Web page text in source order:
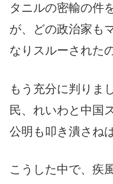
タニルの密輸の件
が、どの政治家も
なりスルーされた
もう充分に判りま
民、れいわと中国
公明も叩き潰さね
こうした中で、疾